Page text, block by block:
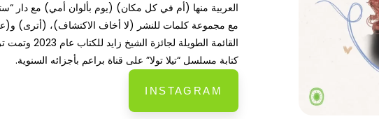
العربية منها (أم في كل مكان) (يوم بألوان أمي) مع
مع مجموعة كلمات للنشر (لا أخاف الاكتشاف)، (أترى)
القائمة
كتابة مسلسل “تيلا تولا” على قناة براعم بأجزائه السنوية.
INSTAGRAM